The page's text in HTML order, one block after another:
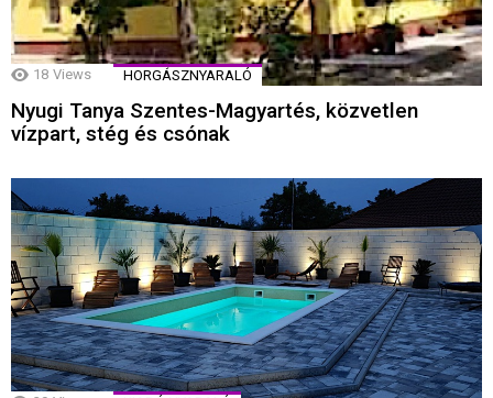
18 Views HORGÁSZNYARALÓ
Nyugi Tanya Szentes-Magyartés, közvetlen
vízpart, stég és csónak